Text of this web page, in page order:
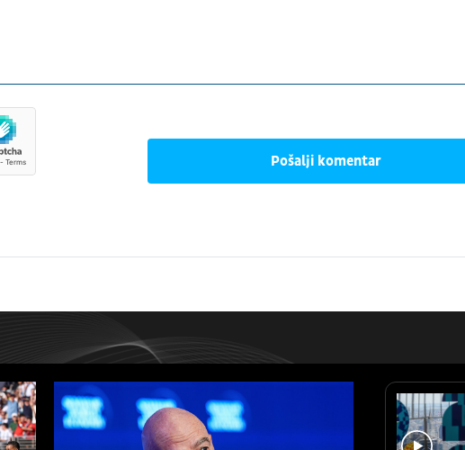
Pošalji komentar